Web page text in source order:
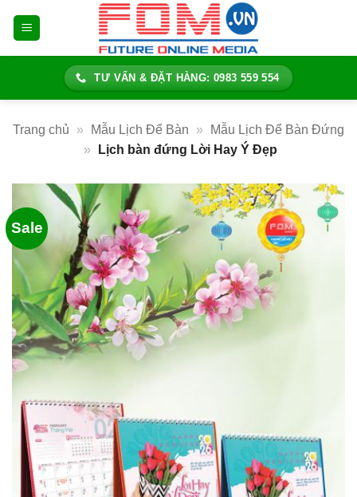
TƯ VẤN & ĐẶT HÀNG: 0983 559 554
Trang chủ » Mẫu Lịch Để Bàn »
Mẫu Lịch Để Bàn Đứng
»
Lịch bàn đứng Lời Hay Ý Đẹp
Sale